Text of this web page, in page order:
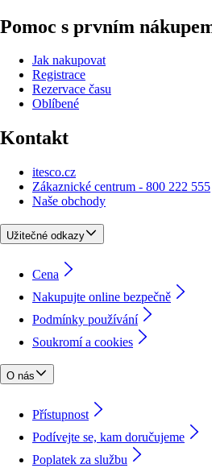
Pomoc s prvním
Jak nakupovat
Registrace
Rezervace času
Oblíbené
Kontakt
itesco.cz
Zákaznické centrum - 800 222 555
Naše obchody
Užitečné odkazy
Cena
Nakupujte online bezpečně
Podmínky používání
Soukromí a cookies
O nás
Přístupnost
Podívejte se, kam doručujeme
Poplatek za službu